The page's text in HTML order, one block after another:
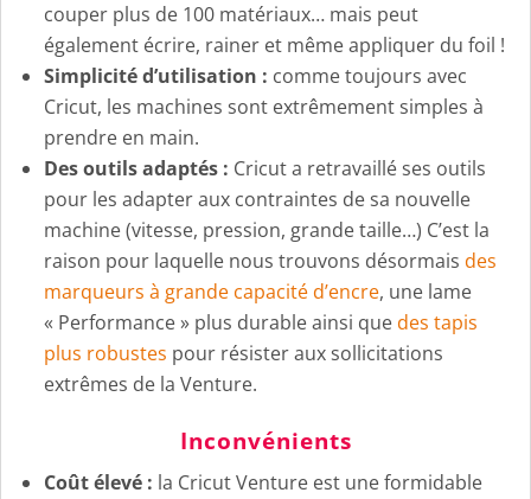
couper plus de 100 matériaux… mais peut
également écrire, rainer et même appliquer du foil !
Simplicité d’utilisation : comme toujours avec
Cricut, les machines sont extrêmement simples à
prendre en main.
Des outils adaptés : Cricut a retravaillé ses outils
pour les adapter aux contraintes de sa nouvelle
machine (vitesse, pression, grande taille…) C’est la
raison pour laquelle nous trouvons désormais des
marqueurs à grande capacité d’encre, une lame
« Performance » plus durable ainsi quedes tapis
plus robustes pour résister aux sollicitations
extrêmes de la Venture.
Inconvénients
Coût élevé : la Cricut Venture est une formidable